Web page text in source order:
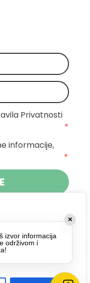
experience,
analyze our
to our use
Privatnosti
*
informacije,
*
za
te se
✕
izvor informacija
održivom i